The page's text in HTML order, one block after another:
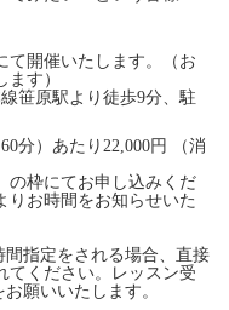
て開催いたします。（お
す）
笹原駅より徒歩9分、駐
分）あたり22,000円 （消
の枠にてお申し込みくだ
りお時間をお知らせいた
指定をされる場合、直接
てください。レッスン受
願いいたします。